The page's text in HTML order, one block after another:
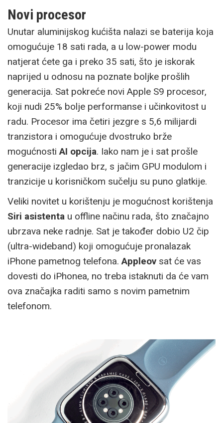
Novi procesor
Unutar aluminijskog kućišta nalazi se baterija koja
omogućuje 18 sati rada, a u low-power modu
natjerat ćete ga i preko 35 sati, što je iskorak
naprijed u odnosu na poznate boljke prošlih
generacija. Sat pokreće novi Apple S9 procesor,
koji nudi 25% bolje performanse i učinkovitost u
radu. Procesor ima četiri jezgre s 5,6 milijardi
tranzistora i omogućuje dvostruko brže
mogućnostiAI opcija. Iako nam je i sat prošle
generacije izgledao brz, s jačim GPU modulom i
tranzicije u korisničkom sučelju su puno glatkije.
Veliki novitet u korištenju je mogućnost korištenja
Siri asistenta u offline načinu rada, što značajno
ubrzava neke radnje. Sat je također dobio U2 čip
(ultra-wideband) koji omogućuje pronalazak
iPhone pametnog telefona.Appleov sat će vas
dovesti do iPhonea, no treba istaknuti da će vam
ova značajka raditi samo s novim pametnim
telefonom.